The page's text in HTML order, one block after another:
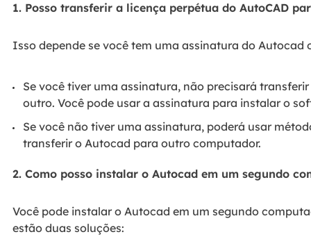
1. Posso transferir a licença perpétua do AutoCAD
Isso depende se você tem uma assinatura do Autocad
Se você tiver uma assinatura, não precisará
outro. Você pode usar a assinatura para instalar o
Se você não tiver uma assinatura, poderá usar
transferir o Autocad para outro computador.
2. Como posso instalar o Autocad em um segundo
Você pode instalar o Autocad em um segundo
estão duas soluções: